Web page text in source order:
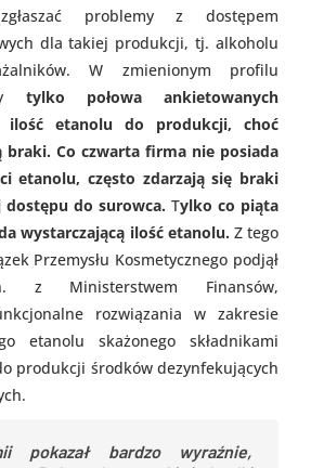
problemy z dostępem
dla takiej produkcji, tj. alkoholu
W zmienionym profilu
tylko połowa ankietowanych
ilość etanolu do produkcji, choć
braki. Co czwarta firma nie posiada
etanolu, często zdarzają się braki
do surowca. Tylko co piąta
wystarczającą ilość etanolu. Z tego
Przemysłu Kosmetycznego podjął
z Ministerstwem Finansów,
rozwiązania w zakresie
etanolu skażonego składnikami
produkcji środków dezynfekujących
pokazał bardzo wyraźnie,